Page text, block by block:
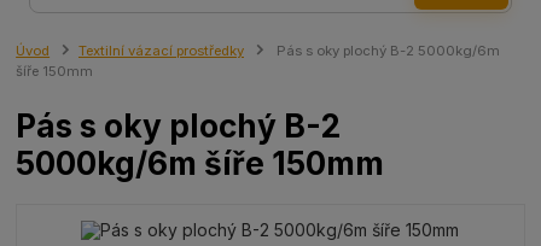
Úvod Textilní vázací prostředky
Pás s oky plochý B-2 5000kg/6m
šíře 150mm
Pás s oky plochý B-2
5000kg/6m šíře 150mm